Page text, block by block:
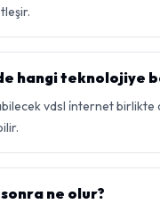
hangi teknolojiye
vdsl i̇nternet birlikte
ne olur?